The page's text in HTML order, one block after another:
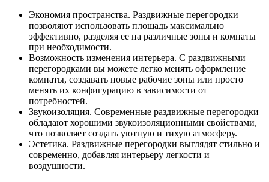
Экономия пространства. Раздвижные перегородки
позволяют использовать площадь максимально
эффективно, разделяя ее на различные зоны и комнаты
при необходимости.
Возможность изменения интерьера. С раздвижными
перегородками вы можете легко менять оформление
комнаты, создавать новые рабочие зоны или просто
менять их конфигурацию в зависимости от
потребностей.
Звукоизоляция. Современные раздвижные перегородки
обладают хорошими звукоизоляционными свойствами,
что позволяет создать уютную и тихую атмосферу.
Эстетика. Раздвижные перегородки выглядят стильно и
современно, добавляя интерьеру легкости и
воздушности.